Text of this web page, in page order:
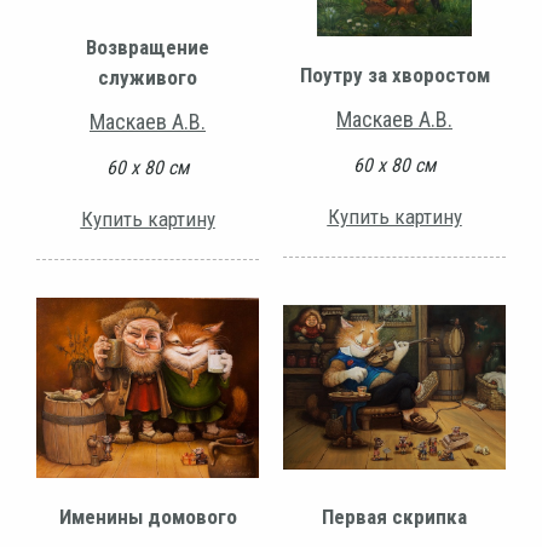
Возвращение
служивого
Маскаев А.В.
60 х 80 см
Купить картину
Поутру за хворостом
Маскаев А.В.
60 х 80 см
Купить картину
Именины домового Первая скрипка